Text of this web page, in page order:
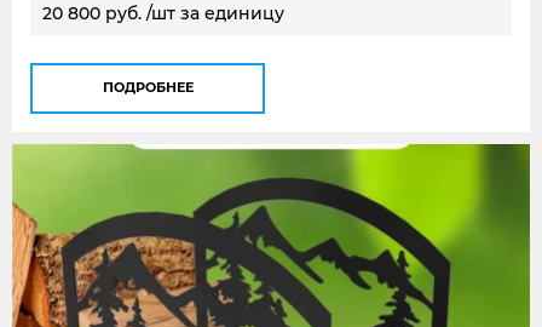
20 800 руб. /шт за единицу
ПОДРОБНЕЕ